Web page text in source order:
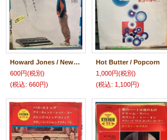
Howard Jones / New Song
600円(税別)
(税込: 660円)
Hot Butter / Popcorn
1,000円(税別)
(税込: 1,100円)